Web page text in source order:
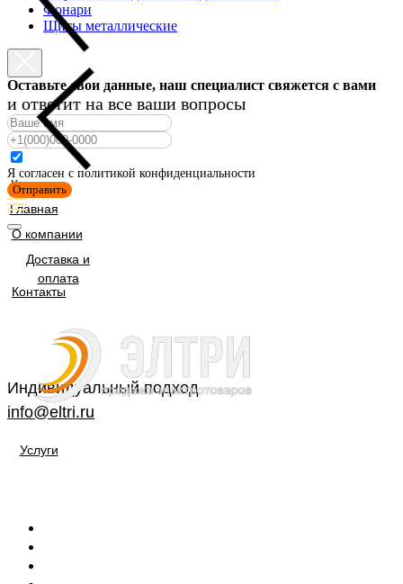
Каталог
Главная
О компании
Доставка и
оплата
Контакты
Индивидуальный подход
info@eltri.ru
Услуги
Фонари
Щиты металлические
Оставьте свои данные, наш специалист свяжется с вами
и ответит на все ваши вопросы
Я согласен с политикой конфиденциальности
Отправить